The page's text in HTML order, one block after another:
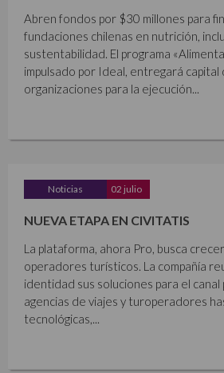
Abren fondos por $30 millones para
fundaciones chilenas en nutrición,
sustentabilidad. El programa
impulsado por Ideal, entregará
organizaciones para la ejecución...
Noticias 02 julio
NUEVA ETAPA EN CIVITATIS
La plataforma, ahora Pro, busca
operadores turísticos. La compañía
identidad sus soluciones para el
agencias de viajes y turoperadores
tecnológicas,...